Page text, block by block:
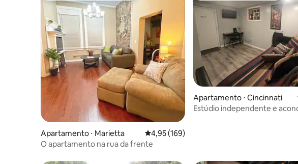
Apartamento ⋅ Marietta 4,95 de uma avaliação média de 5, 169
4,95 (169)
O apartamento na rua da frente
Apartamento ⋅ Cincinnati
Estúdio independente e